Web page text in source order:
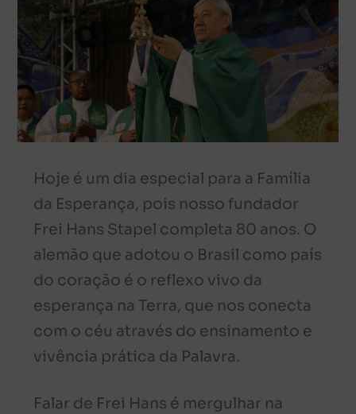
Hoje é um dia especial para a Família
da Esperança, pois nosso fundador
Frei Hans Stapel completa 80 anos. O
alemão que adotou o Brasil como país
do coração é o reflexo vivo da
esperança na Terra, que nos conecta
com o céu através do ensinamento e
vivência prática da Palavra.
Falar de Frei Hans é mergulhar na